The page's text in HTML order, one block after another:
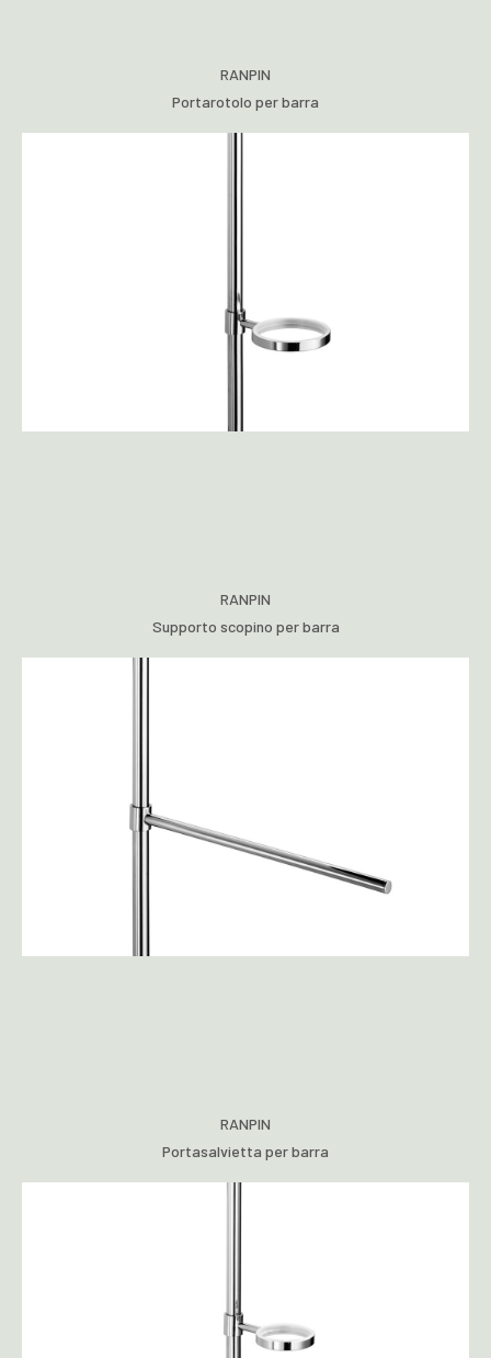
RANPIN
Portarotolo per barra
RANPIN
Supporto scopino per barra
RANPIN
Portasalvietta per barra